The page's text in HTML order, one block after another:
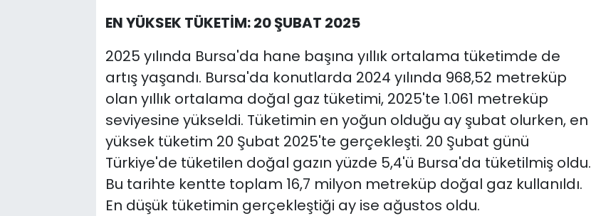
EN YÜKSEK TÜKETİM: 20 ŞUBAT 2025
2025 yılında Bursa'da hane başına yıllık ortalama tüketimde de
artış yaşandı. Bursa'da konutlarda 2024 yılında 968,52 metreküp
olan yıllık ortalama doğal gaz tüketimi, 2025'te 1.061 metreküp
seviyesine yükseldi. Tüketimin en yoğun olduğu ay şubat olurken, en
yüksek tüketim 20 Şubat 2025'te gerçekleşti. 20 Şubat günü
Türkiye'de tüketilen doğal gazın yüzde 5,4'ü Bursa'da tüketilmiş oldu.
Bu tarihte kentte toplam 16,7 milyon metreküp doğal gaz kullanıldı.
En düşük tüketimin gerçekleştiği ay ise ağustos oldu.